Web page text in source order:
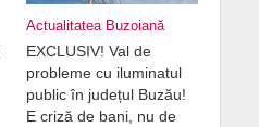
Actualitatea Buzoiană
EXCLUSIV! Val de
probleme cu iluminatul
public în județul Buzău!
E criză de bani, nu de